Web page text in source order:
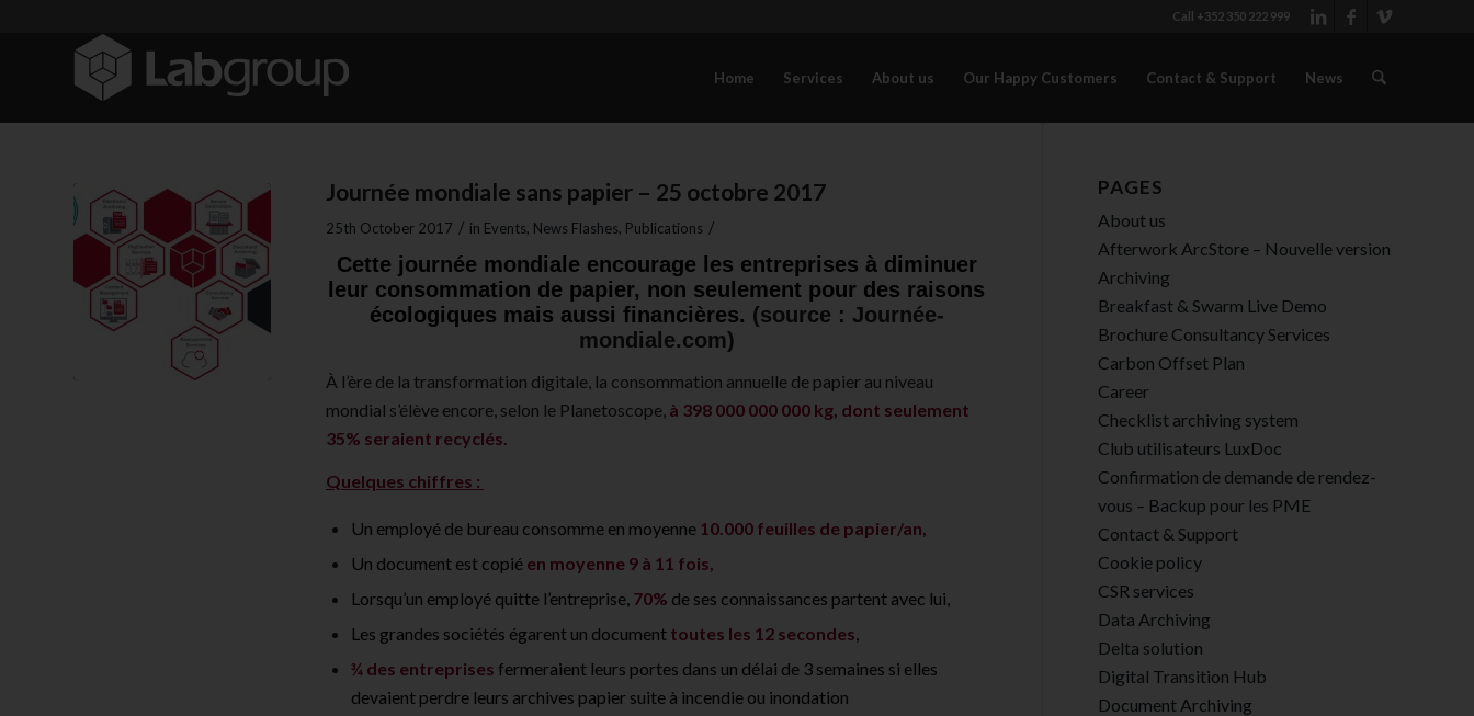
Call +352 350 222 999
Home Services About us Our Happy Customers Contact & Support News
Journée mondiale sans papier – 25 octobre 2017
25th October 2017 / in Events, News Flashes, Publications /
Cette journée mondiale encourage les entreprises à diminuer
leur consommation de papier, non seulement pour des raisons
écologiques mais aussi financières. (source : Journée-
mondiale.com)
À l’ère de la transformation digitale, la consommation annuelle de papier au niveau
mondial s’élève encore, selon le Planetoscope, à 398 000 000 000 kg, dont seulement
35% seraient recyclés.
Quelques chiffres :
Un employé de bureau consomme en moyenne 10.000 feuilles de papier/an,
Un document est copié en moyenne 9 à 11 fois,
Lorsqu’un employé quitte l’entreprise, 70% de ses connaissances partent avec lui,
Les grandes sociétés égarent un document toutes les 12 secondes
¾ des entreprises fermeraient leurs portes dans un délai de 3 semaines si elles
devaient perdre leurs archives papier suite à incendie ou inondation
PAGES
About us
Afterwork ArcStore – Nouvelle version
Archiving
Breakfast & Swarm Live Demo
Brochure Consultancy Services
Carbon Offset Plan
Career
Checklist archiving system
Club utilisateurs LuxDoc
Confirmation de demande de rendez-
vous – Backup pour les PME
Contact & Support
Cookie policy
CSR services
Data Archiving
Delta solution
Digital Transition Hub
Document Archiving